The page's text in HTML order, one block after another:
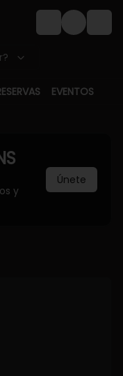
Login
EVENTOS
y
Únete